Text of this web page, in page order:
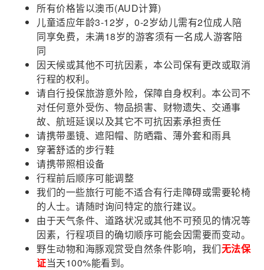
所有价格皆以澳币(AUD计算)
儿童适应年龄3-12岁，0-2岁幼儿需有2位成人陪
同享免费，未满18岁的游客须有一名成人游客陪
同
因天候或其他不可抗因素，本公司保有更改或取消
行程的权利。
请自行投保旅游意外险，保障自身权利。本公司不
对任何意外受伤、物品损害、财物遗失、交通事
故、航班延误以及其它不可抗因素承担责任
请携带墨镜、遮阳帽、防晒霜、薄外套和雨具
穿著舒适的步行鞋
请携带照相设备
行程前后顺序可能调整
我们的一些旅行可能不适合有行走障碍或需要轮椅
的人士。请随时询问特定的旅行建议。
由于天气条件、道路状况或其他不可预见的情况等
因素，行程项目的确切顺序可能会因需要而变动。
野生动物和海豚观赏受自然条件影响，我们无法保
证当天100%能看到。